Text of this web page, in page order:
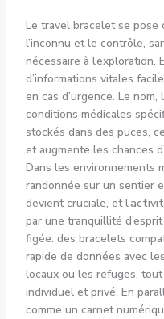
Le travel bracelet se pose
l’inconnu et le contrôle,
nécessaire à
d’informations vitales
en cas d’urgence. Le
conditions médicales
stockés dans des puces,
et augmente les chances
Dans les environnements
randonnée sur un sentier
devient cruciale, et l’
par une tranquillité
figée: des bracelets
rapide de données avec
locaux ou les refuges,
individuel et privé. En
comme un carnet